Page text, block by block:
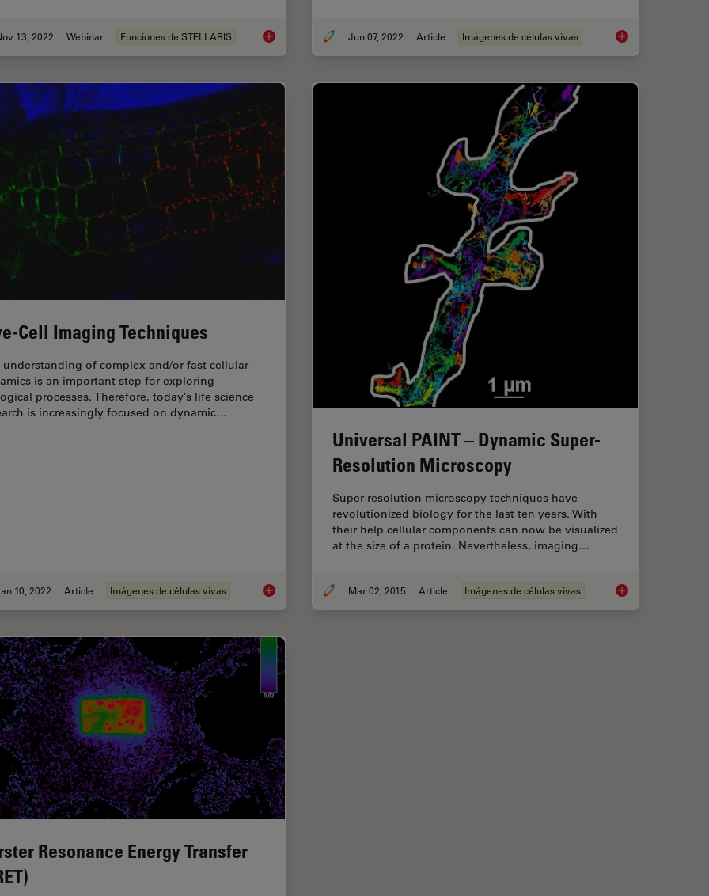
13, 2022 Webinar Funciones de STELLARIS Visualizing Protein-Protein Interactions by Non-Fitting and Easy FRET-FLIM Approaches
Jun 07, 2022 Article Imágenes de células vivas TauInteraction –
Cell Imaging Techniques
understanding of complex and/or fast cellular
is an important step for exploring
processes. Therefore, today’s life science
is increasingly focused on dynamic…
10, 2022 Article Imágenes de células vivas Live-Cell Imaging Techniques
Universal PAINT – Dynamic Super-
Resolution Microscopy
Super-resolution microscopy techniques have
revolutionized biology for the last ten years. With
their help cellular components can now be visualized
at the size of a protein. Nevertheless, imaging…
Mar 02, 2015 Article Imágenes de células vivas Universal PAINT –
Resonance Energy Transfer